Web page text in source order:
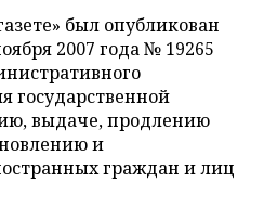
был опубликован
2007 года № 19265
государственной
выдаче, продлению
и
граждан и лиц